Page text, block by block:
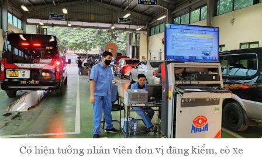
Có hiện tưởng nhân viên đơn vị đăng kiểm, cò xe